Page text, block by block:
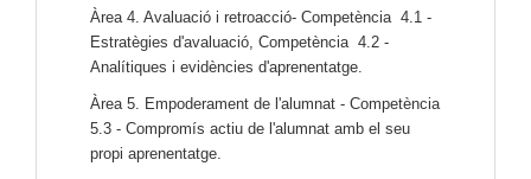
Àrea 4. Avaluació i retroacció- Competència 4.1 -
Estratègies d'avaluació, Competència 4.2 -
Analítiques i evidències d'aprenentatge.
Àrea 5. Empoderament de l'alumnat - Competència
5.3 - Compromís actiu de l'alumnat amb el seu
propi aprenentatge.